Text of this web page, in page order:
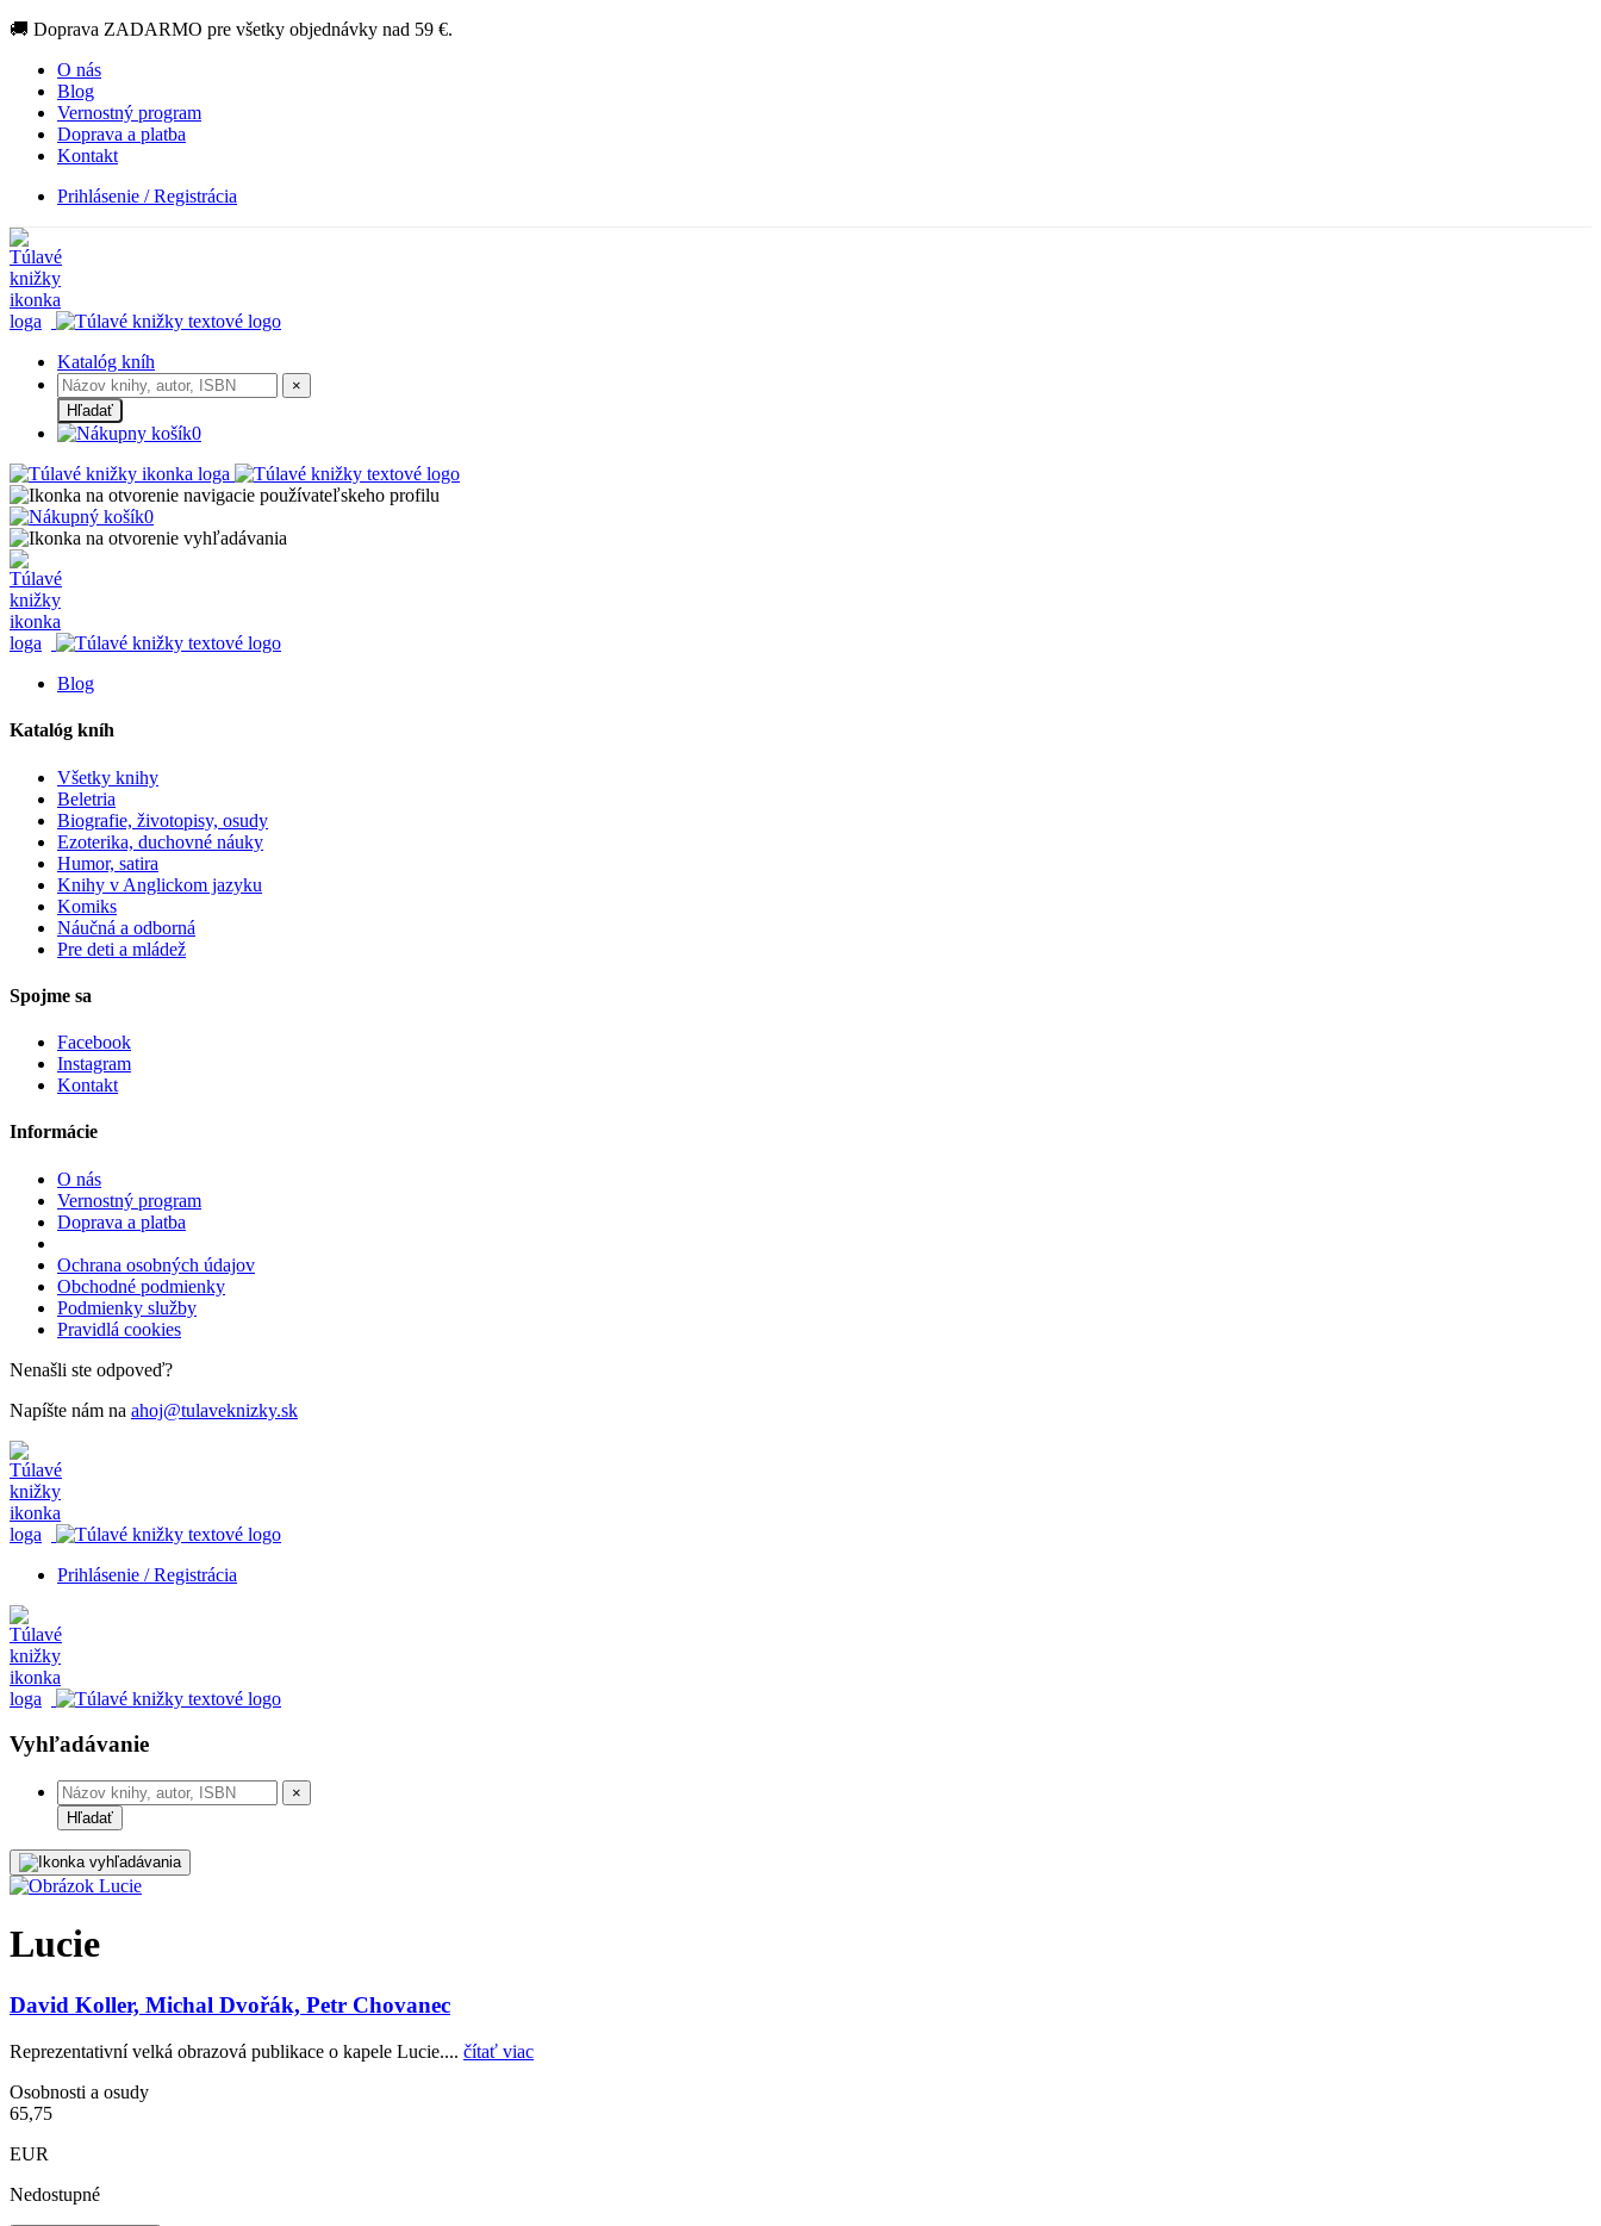
🚚 Doprava ZADARMO pre všetky objednávky nad 59 €.
O nás
Blog
Vernostný program
Doprava a platba
Kontakt
Prihlásenie / Registrácia
Katalóg kníh
×
Hľadať
0
0
Blog
Katalóg kníh
Všetky knihy
Beletria
Biografie, životopisy, osudy
Ezoterika, duchovné náuky
Humor, satira
Knihy v Anglickom jazyku
Komiks
Náučná a odborná
Pre deti a mládež
Spojme sa
Facebook
Instagram
Kontakt
Informácie
O nás
Vernostný program
Doprava a platba
Ochrana osobných údajov
Obchodné podmienky
Podmienky služby
Pravidlá cookies
Nenašli ste odpoveď?
Napíšte nám na ahoj@tulaveknizky.sk
Prihlásenie / Registrácia
Vyhľadávanie
×
Hľadať
Lucie
David Koller, Michal Dvořák, Petr Chovanec
Reprezentativní velká obrazová publikace o kapele Lucie.... čítať viac
Osobnosti a osudy
65,75
EUR
Nedostupné